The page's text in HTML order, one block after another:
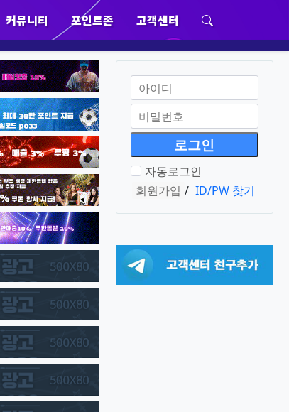
커뮤니티
하위분류
포인트존
하위분류
고객센터
하위분류
자동로그인
회원가입 / ID/PW 찾기